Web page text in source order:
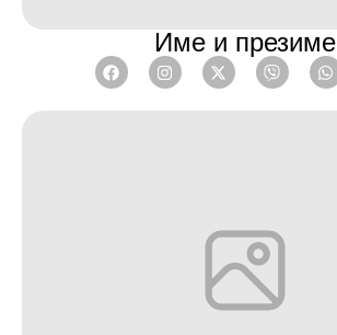
Име и презиме